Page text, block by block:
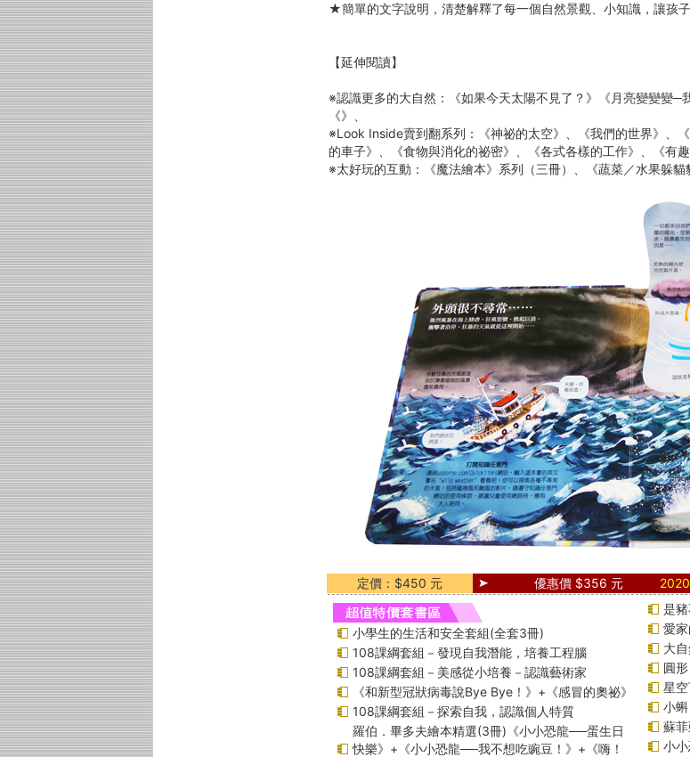
★簡單的文字說明，清楚解釋了每一個自然景觀、小知識，讓孩子
【延伸閱讀】
※認識更多的大自然：《如果今天太陽不見了？》《月亮變變變─
《》、
※Look Inside賣到翻系列：《神祕的太空》、《我們的世界》、
的車子》、《食物與消化的祕密》、《各式各樣的工作》、《有趣
※太好玩的互動：《魔法繪本》系列（三冊）、《蔬菜／水果躲貓
定價：$450 元 優惠價 $356 元
小學生的生活和安全套組(全套3冊)
108課綱套組－發現自我潛能，培養工程腦
108課綱套組－美感從小培養－認識藝術家
《和新型冠狀病毒說Bye Bye！》+《感冒的奧祕》
108課綱套組－探索自我，認識個人特質
羅伯．畢多夫繪本精選(3冊)《小小恐龍──蛋生日
快樂》+《小小恐龍──我不想吃豌豆！》+《嗨！
是
愛
大
圓形
星
小蝌
蘇
小